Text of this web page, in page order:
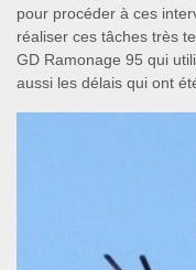
pour procéder à ces
réaliser ces tâches très
GD Ramonage 95 qui
aussi les délais qui ont